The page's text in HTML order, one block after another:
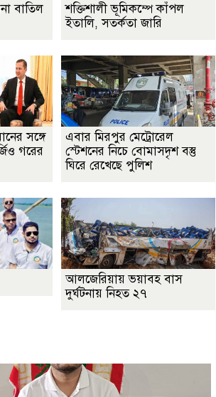
বাতিল
শক্তিশালী ভূমিকম্পে কাঁপল
ইতালি, সতর্কতা জারি
সঙ্গে
গরের
এবার মিরপুর মেট্রোরেল
স্টেশনের নিচে বোমাসদৃশ বস্তু
ঘিরে রেখেছে পুলিশ
আলজেরিয়ায় ভয়াবহ বাস
দুর্ঘটনায় নিহত ২৭